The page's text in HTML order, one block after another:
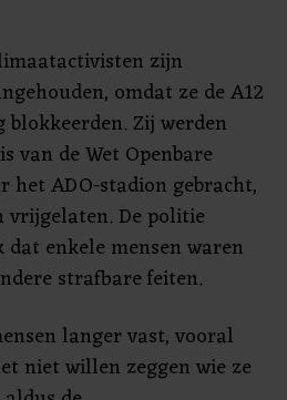
zijn
omdat ze de A12
blokkeerden. Zij werden
van de Wet Openbare
het ADO-stadion gebracht,
vrijgelaten. De politie
enkele mensen waren
strafbare feiten.
langer vast, vooral
niet willen zeggen wie ze